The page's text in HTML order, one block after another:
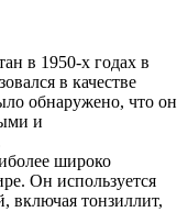
в 1950-х годах в
в качестве
обнаружено, что он
и
широко
Он используется
включая тонзиллит,